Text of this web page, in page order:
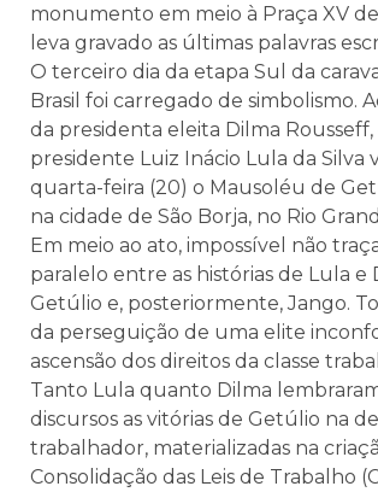
monumento em meio à Praça XV
leva gravado as últimas palavras
O terceiro dia da etapa Sul da
Brasil foi carregado de simbolismo.
da presidenta eleita Dilma Rousseff,
presidente Luiz Inácio Lula da Silva
quarta-feira (20) o Mausoléu de
na cidade de São Borja, no Rio
Em meio ao ato, impossível não
paralelo entre as histórias de Lula e
Getúlio e, posteriormente, Jango.
da perseguição de uma elite
ascensão dos direitos da classe
Tanto Lula quanto Dilma
discursos as vitórias de Getúlio na
trabalhador, materializadas na
Consolidação das Leis de Trabalho